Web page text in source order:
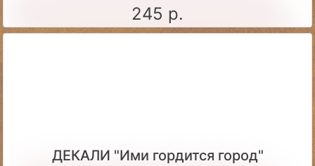
245 р.
ДЕКАЛИ "Ими гордится город"